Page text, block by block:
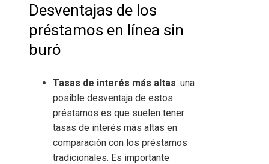
Desventajas de los
préstamos en línea sin
buró
Tasas de interés más altas: una
posible desventaja de estos
préstamos es que suelen tener
tasas de interés más altas en
comparación con los préstamos
tradicionales. Es importante